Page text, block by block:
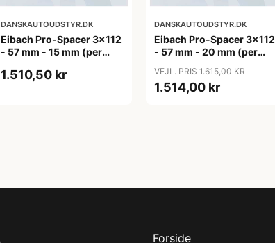
DANSKAUTOUDSTYR.DK
Eibach Pro-Spacer 3x112
- 57 mm - 15 mm (per
1.510,50 kr
DANSKAUTOUDSTYR.DK
Eibach Pro-Spacer 3x112
- 57 mm - 20 mm (per
VEJL. PRIS 1.615,00 KR
1.514,00 kr
Forside